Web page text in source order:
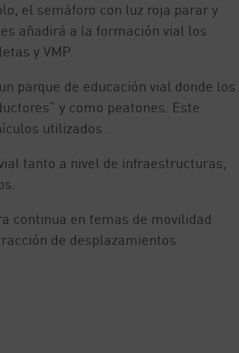
el semáforo con luz roja parar y
añadirá a la formación vial los
y VMP.
parque de educación vial donde los
y como peatones. Este
utilizados.
tanto a nivel de infraestructuras,
continua en temas de movilidad
de desplazamientos